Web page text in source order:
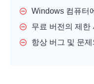
Windows 컴퓨터
무료 버전의 제한
항상 버그 및 문